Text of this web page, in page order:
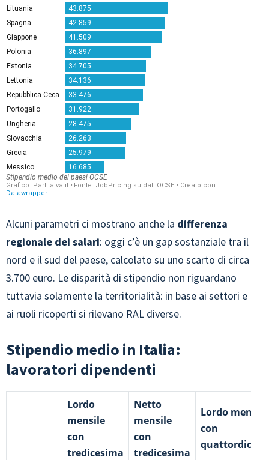
Alcuni parametri ci mostrano anche la differenza
regionale dei salari: oggi c’è un gap sostanziale tra il
nord e il sud del paese, calcolato su uno scarto di circa
3.700 euro. Le disparità di stipendio non riguardano
tuttavia solamente la territorialità: in base ai settori e
ai ruoli ricoperti si rilevano RAL diverse.
Stipendio medio in Italia:
lavoratori dipendenti
Lordo
mensile
con
tredicesima
Netto
mensile
con
tredicesima
Lordo mensile
con